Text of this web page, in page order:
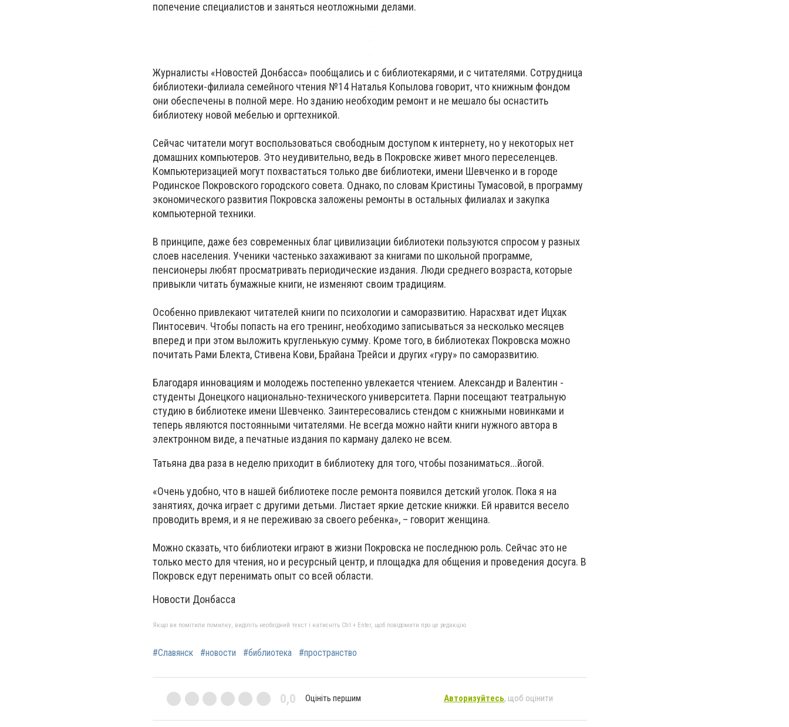
попечение специалистов и заняться неотложными делами.
Журналисты «Новостей Донбасса» пообщались и с библиотекарями, и с читателями. Сотрудница
библиотеки-филиала семейного чтения №14 Наталья Копылова говорит, что книжным фондом
они обеспечены в полной мере. Но зданию необходим ремонт и не мешало бы оснастить
библиотеку новой мебелью и оргтехникой.
Сейчас читатели могут воспользоваться свободным доступом к интернету, но у некоторых нет
домашних компьютеров. Это неудивительно, ведь в Покровске живет много переселенцев.
Компьютеризацией могут похвастаться только две библиотеки, имени Шевченко и в городе
Родинское Покровского городского совета. Однако, по словам Кристины Тумасовой, в программу
экономического развития Покровска заложены ремонты в остальных филиалах и закупка
компьютерной техники.
В принципе, даже без современных благ цивилизации библиотеки пользуются спросом у разных
слоев населения. Ученики частенько захаживают за книгами по школьной программе,
пенсионеры любят просматривать периодические издания. Люди среднего возраста, которые
привыкли читать бумажные книги, не изменяют своим традициям.
Особенно привлекают читателей книги по психологии и саморазвитию. Нарасхват идет Ицхак
Пинтосевич. Чтобы попасть на его тренинг, необходимо записываться за несколько месяцев
вперед и при этом выложить кругленькую сумму. Кроме того, в библиотеках Покровска можно
почитать Рами Блекта, Стивена Кови, Брайана Трейси и других «гуру» по саморазвитию.
Благодаря инновациям и молодежь постепенно увлекается чтением. Александр и Валентин -
студенты Донецкого национально-технического университета. Парни посещают театральную
студию в библиотеке имени Шевченко. Заинтересовались стендом с книжными новинками и
теперь являются постоянными читателями. Не всегда можно найти книги нужного автора в
электронном виде, а печатные издания по карману далеко не всем.
Татьяна два раза в неделю приходит в библиотеку для того, чтобы позаниматься...йогой.
«Очень удобно, что в нашей библиотеке после ремонта появился детский уголок. Пока я на
занятиях, дочка играет с другими детьми. Листает яркие детские книжки. Ей нравится весело
проводить время, и я не переживаю за своего ребенка», – говорит женщина.
Можно сказать, что библиотеки играют в жизни Покровска не последнюю роль. Сейчас это не
только место для чтения, но и ресурсный центр, и площадка для общения и проведения досуга. В
Покровск едут перенимать опыт со всей области.
Новости Донбасса
Якщо ви помітили помилку, виділіть необхідний текст і натисніть Ctrl + Enter, щоб повідомити про це редакцію
#Славянск #новости #библиотека #пространство
0,0 Оцініть першим Авторизуйтесь, щоб оцінити